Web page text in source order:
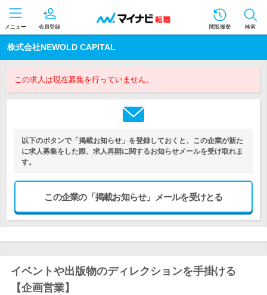
メニュー 会員登録 閲覧履歴 検索
株式会社NEWOLD CAPITAL
この求人は現在募集を行っていません。
以下のボタンで「掲載お知らせ」を登録しておくと、この企業が新た
に求人募集をした際、求人再開に関するお知らせメールを受け取れま
す。
この企業の「掲載お知らせ」メールを受けとる
イベントや出版物のディレクションを手掛ける
【企画営業】